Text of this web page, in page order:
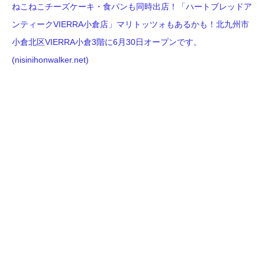
ねこねこチーズケーキ・食パンも同時出店！「ハートブレッドア
ンティークVIERRA小倉店」マリトッツォもあるかも！北九州市
小倉北区VIERRA小倉3階に6月30日オープンです。
(nisinihonwalker.net)